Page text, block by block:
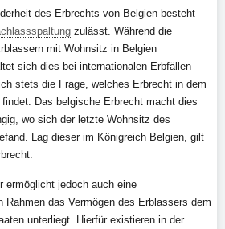
des Erbrechts von Belgien besteht
zulässt. Während die
mit Wohnsitz in Belgien
sich dies bei internationalen Erbfällen
stets die Frage, welches Erbrecht in dem
findet. Das belgische Erbrecht macht dies
wo sich der letzte Wohnsitz des
Lag dieser im Königreich Belgien, gilt
ermöglicht jedoch auch eine
Rahmen das Vermögen des Erblassers dem
unterliegt. Hierfür existieren in der